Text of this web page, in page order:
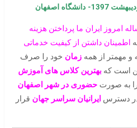
اصفهان
امروز ایران ما پرداختن هزینه
اطمینان داشتن از کیفیت خدماتی
و مهمتر از همه زمان خود را صرف
است که بهترین کلاس های آموزش
به صورت حضوری در شهر اصفهان
دسترس ایرانیان سراسر جهان قرار